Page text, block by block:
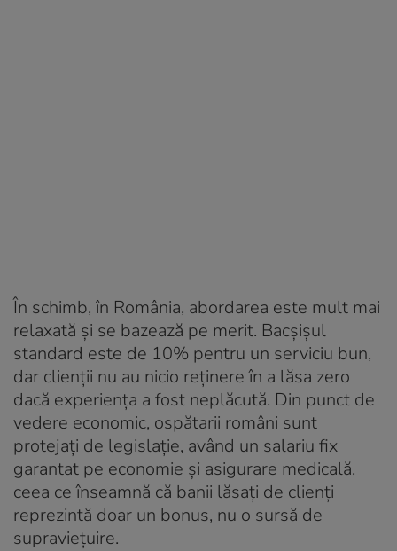
În schimb, în România, abordarea este mult mai
relaxată și se bazează pe merit. Bacșișul
standard este de 10% pentru un serviciu bun,
dar clienții nu au nicio reținere în a lăsa zero
dacă experiența a fost neplăcută. Din punct de
vedere economic, ospătarii români sunt
protejați de legislație, având un salariu fix
garantat pe economie și asigurare medicală,
ceea ce înseamnă că banii lăsați de clienți
reprezintă doar un bonus, nu o sursă de
supraviețuire.